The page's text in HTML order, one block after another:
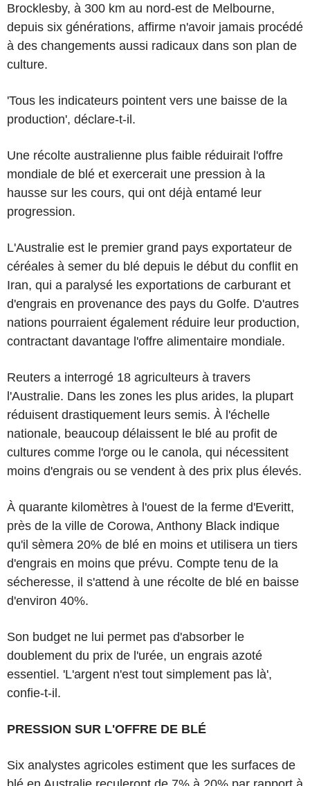
Brocklesby, à 300 km au nord-est de Melbourne,
depuis six générations, affirme n'avoir jamais procédé
à des changements aussi radicaux dans son plan de
culture.
'Tous les indicateurs pointent vers une baisse de la
production', déclare-t-il.
Une récolte australienne plus faible réduirait l'offre
mondiale de blé et exercerait une pression à la
hausse sur les cours, qui ont déjà entamé leur
progression.
L'Australie est le premier grand pays exportateur de
céréales à semer du blé depuis le début du conflit en
Iran, qui a paralysé les exportations de carburant et
d'engrais en provenance des pays du Golfe. D'autres
nations pourraient également réduire leur production,
contractant davantage l'offre alimentaire mondiale.
Reuters a interrogé 18 agriculteurs à travers
l'Australie. Dans les zones les plus arides, la plupart
réduisent drastiquement leurs semis. À l'échelle
nationale, beaucoup délaissent le blé au profit de
cultures comme l'orge ou le canola, qui nécessitent
moins d'engrais ou se vendent à des prix plus élevés.
À quarante kilomètres à l'ouest de la ferme d'Everitt,
près de la ville de Corowa, Anthony Black indique
qu'il sèmera 20% de blé en moins et utilisera un tiers
d'engrais en moins que prévu. Compte tenu de la
sécheresse, il s'attend à une récolte de blé en baisse
d'environ 40%.
Son budget ne lui permet pas d'absorber le
doublement du prix de l'urée, un engrais azoté
essentiel. 'L'argent n'est tout simplement pas là',
confie-t-il.
PRESSION SUR L'OFFRE DE BLÉ
Six analystes agricoles estiment que les surfaces de